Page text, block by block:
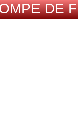
DE